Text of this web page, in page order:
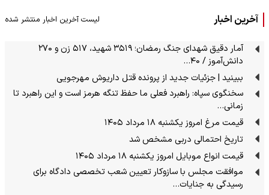
آخرین اخبار لیست آخرین اخبار منتشر شده
آمار دقیق شهدای جنگ رمضان؛ ۳۵۱۹ شهید، ۵۱۷ زن و ۲۷۰
دانش‌آموز / ۴۰…
ببینید | جزئیات جدید از پرونده قتل داریوش مهرجویی
سخنگوی سپاه: راهبرد فعلی ما حفظ تنگه هرمز است و این راهبرد تا
زمانی…
قیمت مرغ امروز یکشنبه ۱۸ مرداد ۱۴۰۵
تاریخ احتمالی دربی مشخص شد
قیمت انواع موبایل امروز یکشنبه ۱۸ مرداد ۱۴۰۵
موافقت مجلس با سازوکار تعیین شعب تخصصی دادگاه برای
رسیدگی به جنایات…